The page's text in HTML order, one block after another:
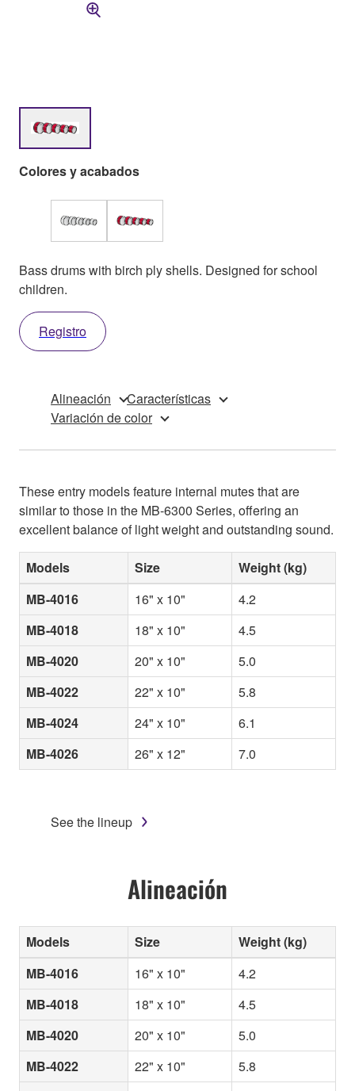
Colores y acabados
Bass drums with birch ply shells. Designed for school
children.
Registro
Alineación
Características
Variación de color
These entry models feature internal mutes that are
similar to those in the MB-6300 Series, offering an
excellent balance of light weight and outstanding sound.
Models Size
Weight (kg)
MB-4016
16" x 10"
4.2
MB-4018
18" x 10"
4.5
MB-4020
20" x 10"
5.0
MB-4022
22" x 10"
5.8
MB-4024
24" x 10"
6.1
MB-4026
26" x 12" 7.0
See the lineup
Alineación
Models Size
Weight (kg)
MB-4016
16" x 10"
4.2
MB-4018
18" x 10"
4.5
MB-4020
20" x 10"
5.0
MB-4022
22" x 10"
5.8